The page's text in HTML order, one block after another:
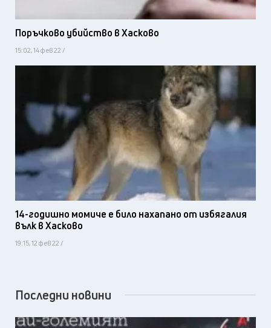
Поръчково убийство в Хасково
15:02, 14 фев 22 /
14-годишно момиче е било нахапано от избягалия
вълк в Хасково
19:15, 12 фев 22 /
Последни новини